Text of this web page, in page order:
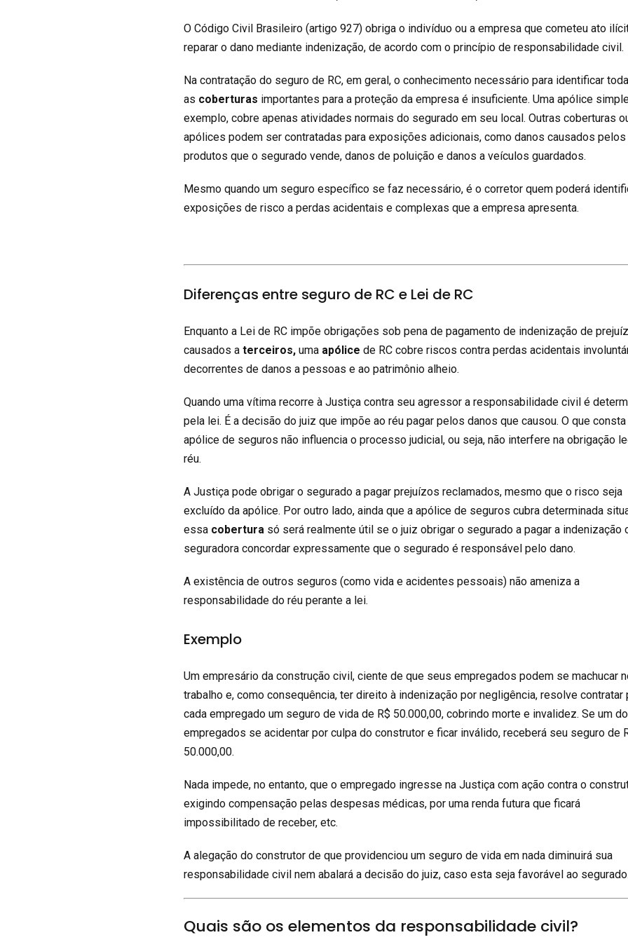
O Código Civil Brasileiro (artigo 927) obriga o indivíduo ou a empresa que cometeu ato
reparar o dano mediante indenização, de acordo com o princípio de responsabilidade civil.
Na contratação do seguro de RC, em geral, o conhecimento necessário para identificar
as coberturas importantes para a proteção da empresa é insuficiente. Uma apólice
exemplo, cobre apenas atividades normais do segurado em seu local. Outras coberturas
apólices podem ser contratadas para exposições adicionais, como danos causados pelos
produtos que o segurado vende, danos de poluição e danos a veículos guardados.
Mesmo quando um seguro específico se faz necessário, é o corretor quem poderá
exposições de risco a perdas acidentais e complexas que a empresa apresenta.
Diferenças entre seguro de RC e Lei de RC
Enquanto a Lei de RC impõe obrigações sob pena de pagamento de indenização de
causados aterceiros, uma apólice de RC cobre riscos contra perdas acidentais
decorrentes de danos a pessoas e ao patrimônio alheio.
Quando uma vítima recorre à Justiça contra seu agressor a responsabilidade civil é
pela lei. É a decisão do juiz que impõe ao réu pagar pelos danos que causou. O que
apólice de seguros não influencia o processo judicial, ou seja, não interfere na obrigação
réu.
A Justiça pode obrigar o segurado a pagar prejuízos reclamados, mesmo que o risco seja
excluído da apólice. Por outro lado, ainda que a apólice de seguros cubra determinada
essa cobertura só será realmente útil se o juiz obrigar o segurado a pagar a indenização
seguradora concordar expressamente que o segurado é responsável pelo dano.
A existência de outros seguros (como vida e acidentes pessoais) não ameniza a
responsabilidade do réu perante a lei.
Exemplo
Um empresário da construção civil, ciente de que seus empregados podem se machucar
trabalho e, como consequência, ter direito à indenização por negligência, resolve contratar
cada empregado um seguro de vida de R$ 50.000,00, cobrindo morte e invalidez. Se um
empregados se acidentar por culpa do construtor e ficar inválido, receberá seu seguro de
50.000,00.
Nada impede, no entanto, que o empregado ingresse na Justiça com ação contra o
exigindo compensação pelas despesas médicas, por uma renda futura que ficará
impossibilitado de receber, etc.
A alegação do construtor de que providenciou um seguro de vida em nada diminuirá sua
responsabilidade civil nem abalará a decisão do juiz, caso esta seja favorável ao
Quais são os elementos da responsabilidade civil?